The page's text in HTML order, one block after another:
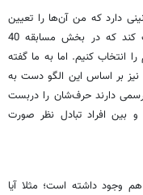
دارد که من آن‌ها را تعیین
نمی‌کنم، ادامه داد: «جشنواره می‌توانست انتخاب کند که در بخش مسابقه 40
انتخاب کنیم. اما به ما گفته
بر اساس این الگو دست به
دارند حرف‌شان را دربست
بین افراد تبادل نظر صورت
وجود داشته است؛ مثلا آیا